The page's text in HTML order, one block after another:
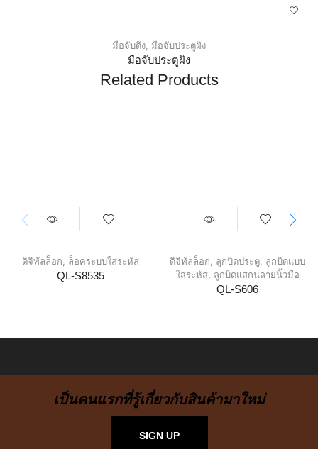
มือจับดึง มือจับประตูฝัง
มือจับประตูฝัง
Related Products
ดิจิทัลล็อก, ล็อคระบบใส่ระหัส
QL-S8535
ดิจิทัลล็อก, ลูกบิดประตู, ลูกบิดแบบ
ใส่ระหัส, ลูกบิดแสกนลายนิ้วมือ
QL-S606
เป็นคนแรกที่รู้เกี่ยวกับสินค้ามาใหม่
SIGN UP